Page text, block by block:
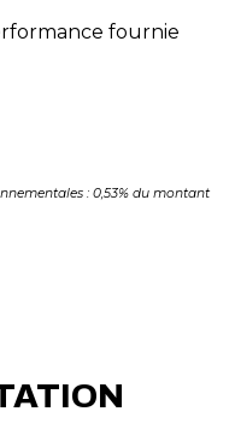
fournie
: 0,53% du montant